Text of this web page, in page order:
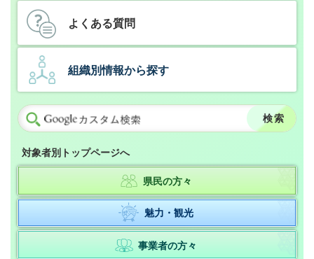
よくある質問
組織別情報から探す
対象者別トップページへ
県民の方々
魅力・観光
事業者の方々